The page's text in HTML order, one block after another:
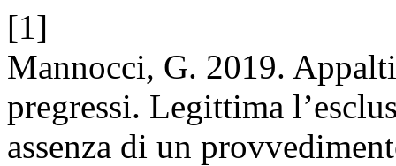
[1]
Mannocci, G. 2019.
pregressi. Legittima
assenza di un